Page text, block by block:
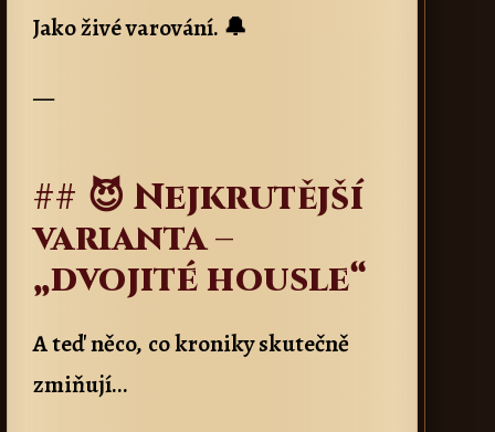
Jako živé varování. 🔔
—
## 😈 Nejkrutější
varianta –
„dvojité housle“
A teď něco, co kroniky skutečně
zmiňují…